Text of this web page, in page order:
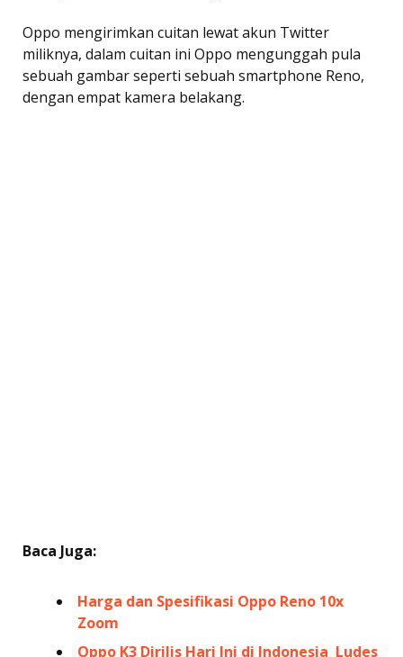
Oppo mengirimkan cuitan lewat akun Twitter
miliknya, dalam cuitan ini Oppo mengunggah pula
sebuah gambar seperti sebuah smartphone Reno,
dengan empat kamera belakang.
Baca Juga:
Harga dan Spesifikasi Oppo Reno 10x
Zoom
Oppo K3 Dirilis Hari Ini di Indonesia  Ludes